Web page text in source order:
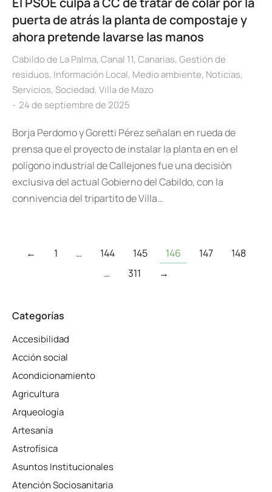
puerta de atrás la planta de compostaje y
ahora pretende lavarse las manos
Cabildo de La Palma, Canal 11, Canarias, Gestión de
residuos, Información Local, Medio ambiente, Noticias,
Servicios, Sociedad, Villa de Mazo
24 de septiembre de 2025
Borja Perdomo y Goretti Pérez señalan en rueda de
prensa que el proyecto de instalar la planta en en el
polígono industrial de Callejones fue una decisión
exclusiva del actual Gobierno del Cabildo, con la
connivencia del tripartito de Villa…
← 1 … 144 145 146 147
148
…
311 →
Categorías
Accesibilidad
Acción social
Acondicionamiento
Agricultura
Arqueología
Artesanía
Astrofísica
Asuntos Institucionales
Atención Sociosanitaria